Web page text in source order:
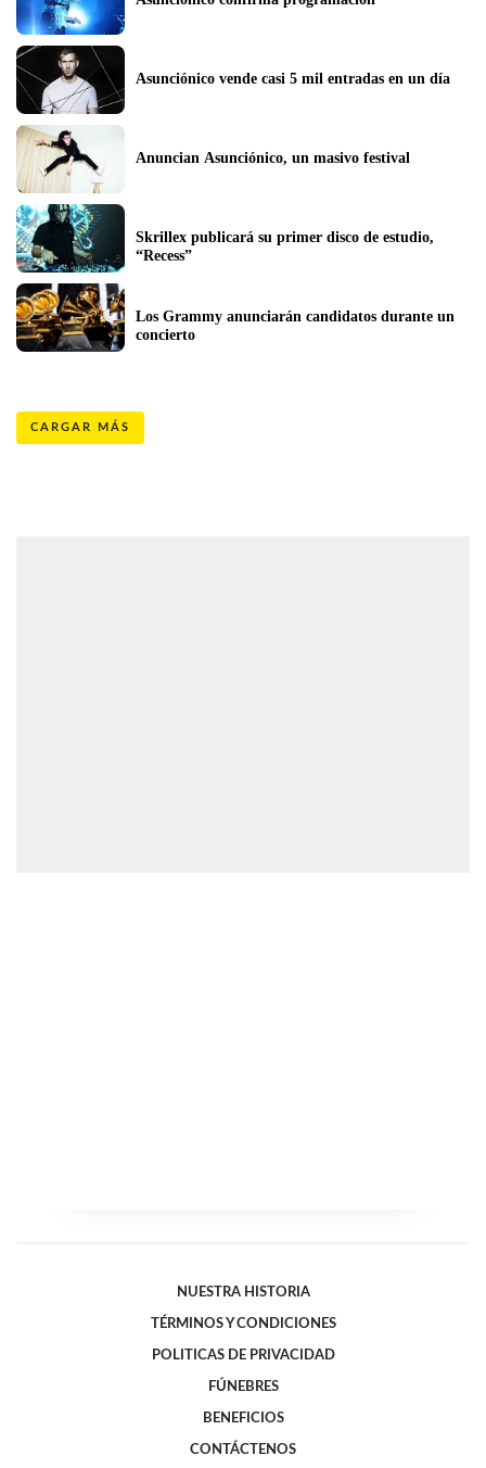
Asunciónico vende casi 5 mil entradas en un día
Anuncian Asunciónico, un masivo festival
Skrillex publicará su primer disco de estudio,
“Recess”
Los Grammy anunciarán candidatos durante un
concierto
CARGAR MÁS
NUESTRA HISTORIA
TÉRMINOS Y CONDICIONES
POLITICAS DE PRIVACIDAD
FÚNEBRES
BENEFICIOS
CONTÁCTENOS